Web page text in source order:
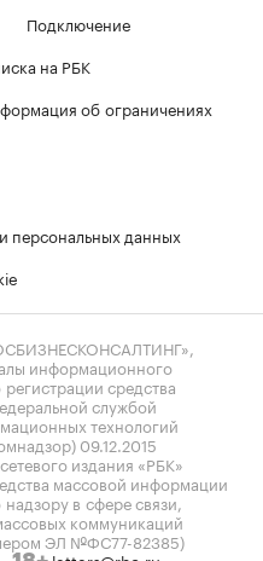
Подключение
на РБК
об ограничениях
персональных данных
информационного
регистрации средства
службой
технологий
09.12.2015
издания «РБК»
массовой информации
в сфере связи,
коммуникаций
ЭЛ №ФС77-82385)